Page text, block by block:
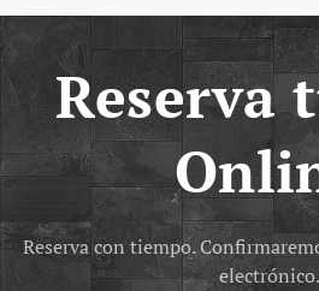
Reserva
Reserva con tiempo.
electrónico.